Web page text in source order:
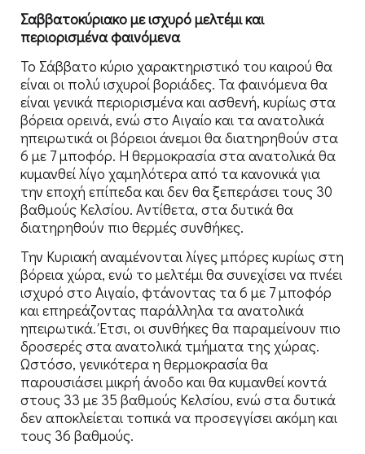
Σαββατοκύριακο με ισχυρό μελτέμι και
περιορισμένα φαινόμενα
Το Σάββατο κύριο χαρακτηριστικό του καιρού θα
είναι οι πολύ ισχυροί βοριάδες. Τα φαινόμενα θα
είναι γενικά περιορισμένα και ασθενή, κυρίως στα
βόρεια ορεινά, ενώ στο Αιγαίο και τα ανατολικά
ηπειρωτικά οι βόρειοι άνεμοι θα διατηρηθούν στα
6 με 7 μποφόρ. Η θερμοκρασία στα ανατολικά θα
κυμανθεί λίγο χαμηλότερα από τα κανονικά για
την εποχή επίπεδα και δεν θα ξεπεράσει τους 30
βαθμούς Κελσίου. Αντίθετα, στα δυτικά θα
διατηρηθούν πιο θερμές συνθήκες.
Την Κυριακή αναμένονται λίγες μπόρες κυρίως στη
βόρεια χώρα, ενώ το μελτέμι θα συνεχίσει να πνέει
ισχυρό στο Αιγαίο, φτάνοντας τα 6 με 7 μποφόρ
και επηρεάζοντας παράλληλα τα ανατολικά
ηπειρωτικά. Έτσι, οι συνθήκες θα παραμείνουν πιο
δροσερές στα ανατολικά τμήματα της χώρας.
Ωστόσο, γενικότερα η θερμοκρασία θα
παρουσιάσει μικρή άνοδο και θα κυμανθεί κοντά
στους 33 με 35 βαθμούς Κελσίου, ενώ στα δυτικά
δεν αποκλείεται τοπικά να προσεγγίσει ακόμη και
τους 36 βαθμούς.